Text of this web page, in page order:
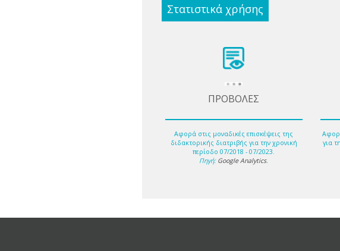
Στατιστικά χρήσης
ΠΡΟΒΟΛΕΣ
Αφορά στις μοναδικές επισκέψεις της
διδακτορικής διατριβής για την χρονική
περίοδο 07/2018 - 07/2023.
Πηγή: Google Analytics.
για